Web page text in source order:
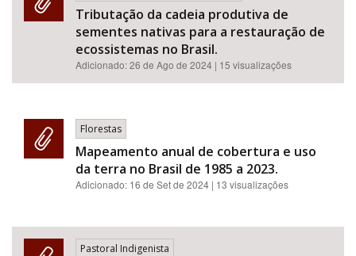
Tributação da cadeia produtiva de
sementes nativas para a restauração de
ecossistemas no Brasil.
Adicionado:26 de Ago de 2024 | 15 visualizações
Florestas
Mapeamento anual de cobertura e uso
da terra no Brasil de 1985 a 2023.
Adicionado: 16 de Set de 2024 | 13 visualizações
Pastoral Indigenista